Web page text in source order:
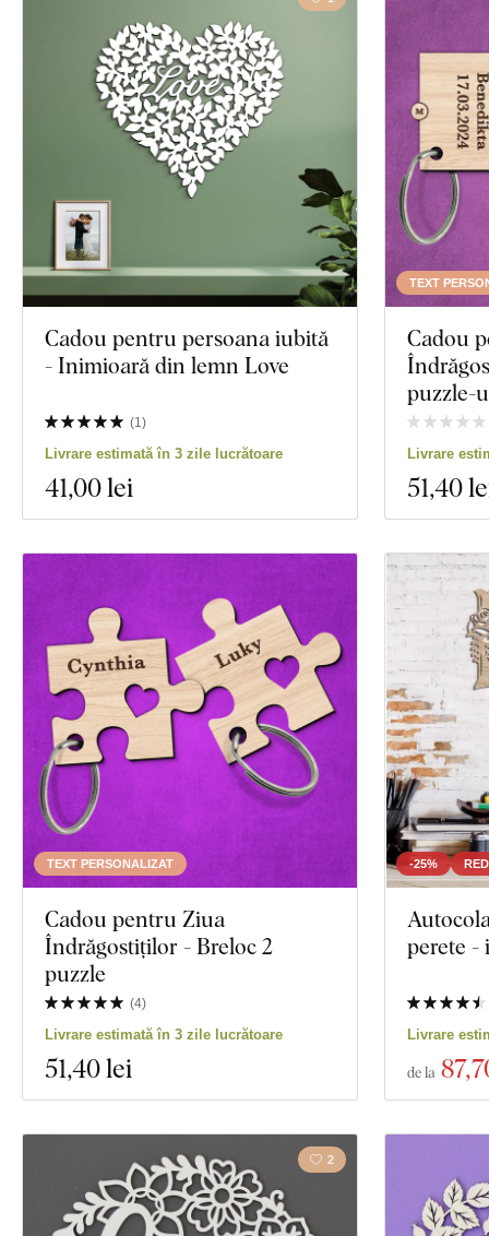
Cadou pentru persoana iubită
- Inimioară din lemn Love
(1)
Livrare estimată în 3 zile lucrătoare
41,00 lei
TEXT
Cadou
puzzle-
Livrare
51,40
TEXT PERSONALIZAT
Cadou pentru Ziua
Îndrăgostiților - Breloc 2
puzzle
(4)
Livrare estimată în 3 zile lucrătoare
51,40 lei
-25%
perete -
Livrare
de la 87
2